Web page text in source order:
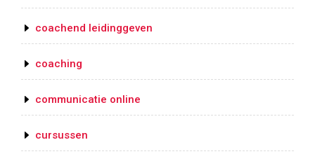
coachend leidinggeven
coaching
communicatie online
cursussen